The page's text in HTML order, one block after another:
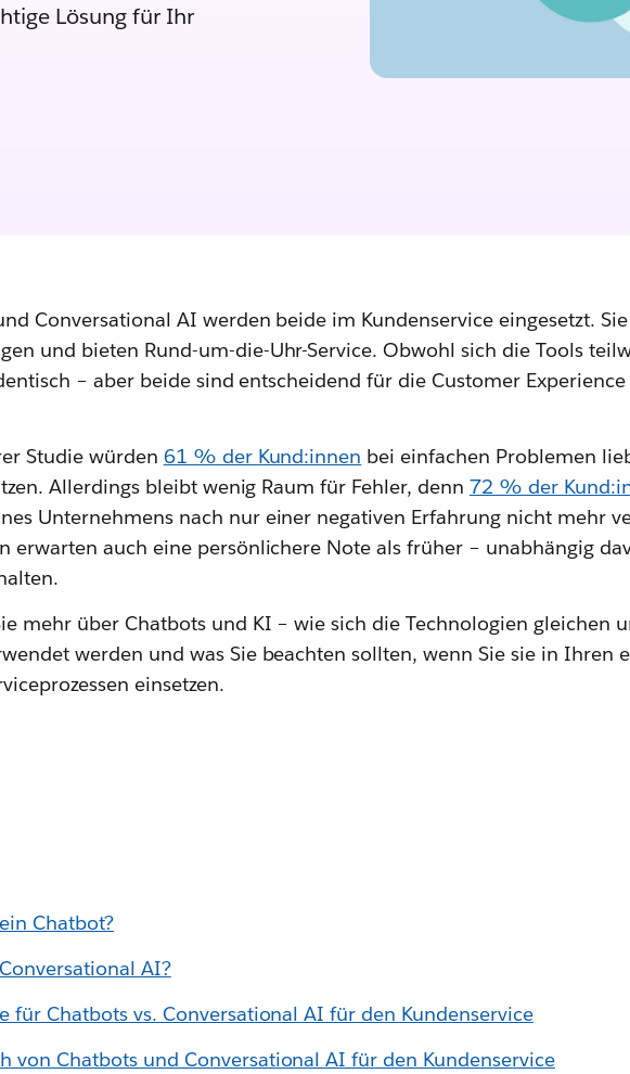
Lösung für Ihr
Conversational AI werden beide im Kundenservice eingesetzt.
und bieten Rund-um-die-Uhr-Service. Obwohl sich die Tools
– aber beide sind entscheidend für die Customer
Studie würden 61 % der Kund:innen bei einfachen Problemen
Allerdings bleibt wenig Raum für Fehler, denn 72 % der
Unternehmens nach nur einer negativen Erfahrung nicht mehr
erwarten auch eine persönlichere Note als früher – unabhängig
mehr über Chatbots und KI – wie sich die Technologien gleichen
werden und was Sie beachten sollten, wenn Sie sie in Ihren
einsetzen.
Chatbot?
AI?
für Chatbots vs. Conversational AI für den Kundenservice
von Chatbots und Conversational AI für den Kundenservice